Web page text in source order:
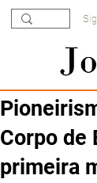
Corpo de
primeira